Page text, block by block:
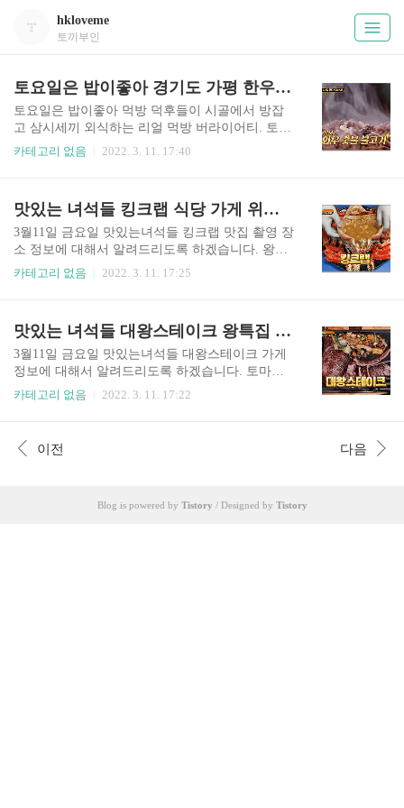
hkloveme
토끼부인
토요일은 밥이좋아 경기도 가평 한우 숯불 불고기 판매처 정보 설악한우마을
토요일은 밥이좋아 먹방 덕후들이 시골에서 방잡
고 삼시세끼 외식하는 리얼 먹방 버라이어티. 토요
일은 밥이 좋아에서 찾아가는 맛집 정보 안내드리
에서 확인바랍니다. 설악한우마을 http://charmhanw
oo.co.kr/ - 상호 : 설악한우마을 - 주소 : 경기 가평
군 설악면 신천중앙로 101 - ☎ 연락처 : 031-584-74
44
카테고리 없음 2022. 3. 11. 17:40
맛있는 녀석들 킹크랩 식당 가게 위치 촬영 장소 안내
3월11일 금요일 맛있는녀석들 킹크랩 맛집 촬영 장
소 정보에 대해서 알려드리도록 하겠습니다. 왕특
집 편으로 소개가 되는 살이 꽉찬 킹크랩 갑각류 맛
화번호 상호 정보를 참고 해보시면 되겠습니다. 맛
있는 녀석들 킹크랩 정보 상호 : 먹자대게 주소 : 서
울 양천구 목동서로 213 킹크랩 먹자대게 바로가기
맛녀석 왕특집 킹크랩 식당 상호 주소 확인하기 맛
녀석 왕특집 킹크랩 가게 바로가기
카테고리 없음 2022. 3. 11. 17:25
맛있는 녀석들 대왕스테이크 왕특집 만화고기 파는곳 위치
3월11일 금요일 맛있는녀석들 대왕스테이크 가게
정보에 대해서 알려드리도록 하겠습니다. 토마호
크를 통으로 구워 만화속에서나 볼 수 있을법한 비
이크 스테이크 가게에 관심이 있으시거나 직접 방
문해서 맛을 보고 싶으신 분들은 포스팅에 나와 있
서울 마포구 와우산로 39-14 온블랙94 http://instagr
카테고리 없음 2022. 3. 11. 17:22
이전 다음
Blog is powered by Tistory / Designed by Tistory